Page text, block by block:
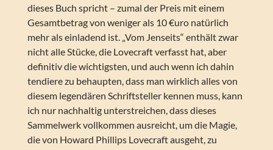
dieses Buch spricht – zumal der Preis mit einem
Gesamtbetrag von weniger als 10 €uro natürlich
mehr als einladend ist. „Vom Jenseits“ enthält zwar
nicht alle Stücke, die Lovecraft verfasst hat, aber
definitiv die wichtigsten, und auch wenn ich dahin
tendiere zu behaupten, dass man wirklich alles von
diesem legendären Schriftsteller kennen muss, kann
ich nur nachhaltig unterstreichen, dass dieses
Sammelwerk vollkommen ausreicht, um die Magie,
die von Howard Phillips Lovecraft ausgeht, zu